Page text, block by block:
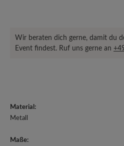
Wir beraten dich gerne, damit du
Event findest. Ruf uns gerne an
Material:
Metall
Maße: